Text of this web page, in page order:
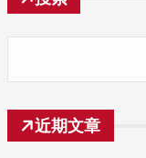
近期文章